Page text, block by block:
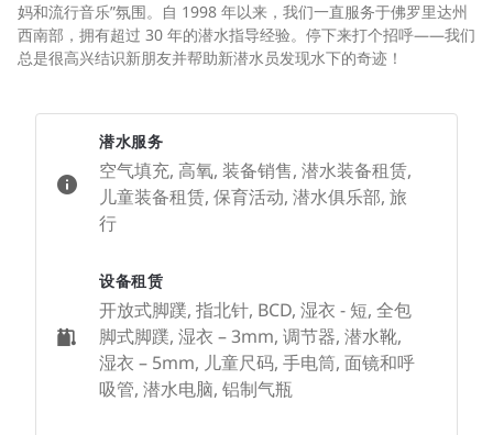
妈和流行音乐”氛围。自 1998 年以来，我们一直服务于佛罗里达州
西南部，拥有超过 30 年的潜水指导经验。停下来打个招呼——我们
总是很高兴结识新朋友并帮助新潜水员发现水下的奇迹！
潜水服务
空气填充, 高氧, 装备销售, 潜水装备租赁,
儿童装备租赁, 保育活动, 潜水俱乐部, 旅
行
设备租赁
开放式脚蹼, 指北针, BCD, 湿衣 - 短, 全包
脚式脚蹼, 湿衣 – 3mm, 调节器, 潜水靴,
湿衣 – 5mm, 儿童尺码, 手电筒, 面镜和呼
吸管, 潜水电脑, 铝制气瓶